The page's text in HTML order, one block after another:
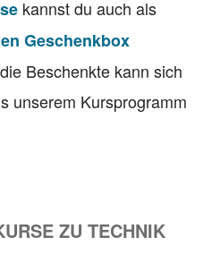
kannst du auch als
Geschenkbox
Beschenkte kann sich
unserem Kursprogramm
ZU TECHNIK